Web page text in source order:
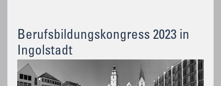
Berufsbildungskongress 2023 in
Ingolstadt